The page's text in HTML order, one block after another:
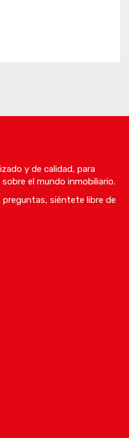
y de calidad, para
el mundo inmobiliario.
siéntete libre de